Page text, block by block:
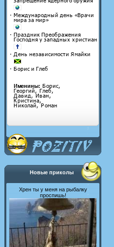
Новые приколы
Хрен ты у меня на рыбалку
проспишь!